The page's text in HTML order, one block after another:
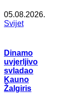
05.08.2026.
Svijet
Dinamo
uvjerljivo
svladao
Kauno
Žalgiris